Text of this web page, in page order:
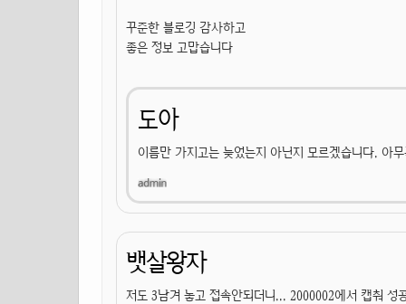
꾸준한 블로깅 감사하고
좋은 정보 고맙습니다
도아
이름만 가지고는 늦었는지 아닌지 모르겠습니다. 아
뱃살왕자
저도 3남겨 놓고 접속안되더니... 2000002에서 캡춰 성